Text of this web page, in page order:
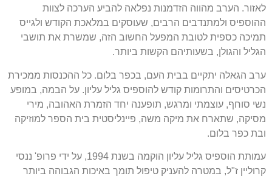
לאזור. הערב מהווה הזדמנות נפלאה להביע הערכה לצוות
ההוספיס ולמתנדבים הרבים, שעוסקים במלאכת הקודש ולגייס
תמיכה כספית לטובת המפעל החשוב הזה, שמשרת את תושבי
הגליל והגולן, בשעותיהם הקשות ביותר.
ערב הגאלה יתקיים בבית העם, בכפר בלום. כל ההכנסות ממכירת
הכרטיסים והתרומות קודש להוספיס גליל עליון. על הבמה, במופע
נשי סוחף, עוצמתי ומרגש, תופענה יחד הזמרת האהובה, מירי
מסיקה, שתארח את מיקה משה, פיינליסטית בית הספר למוזיקה
ובת כפר בלום.
עמותת הוספיס גליל עליון הוקמה בשנת על ידי פרופ' ננסי
קרוליין ז"ל, במטרה להעניק טיפול תומך באיכות הגבוהה ביותר